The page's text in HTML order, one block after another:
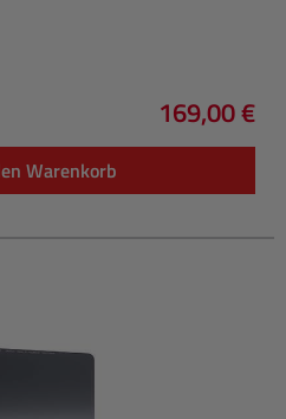
Regulärer
169,00 €
Warenkorb